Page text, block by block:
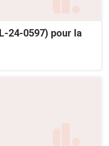
24-0597) pour la